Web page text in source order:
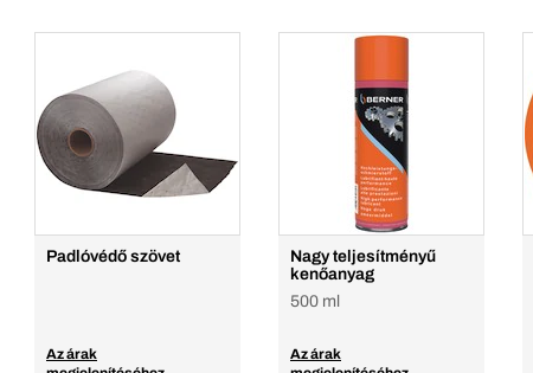
Padlóvédő szövet
Az árak
Nagy teljesítményű
kenőanyag
500 ml
Az árak